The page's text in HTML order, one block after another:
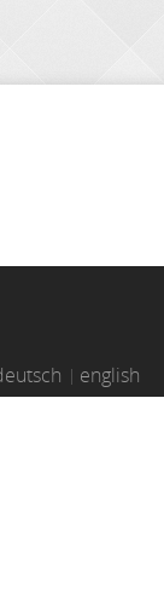
english